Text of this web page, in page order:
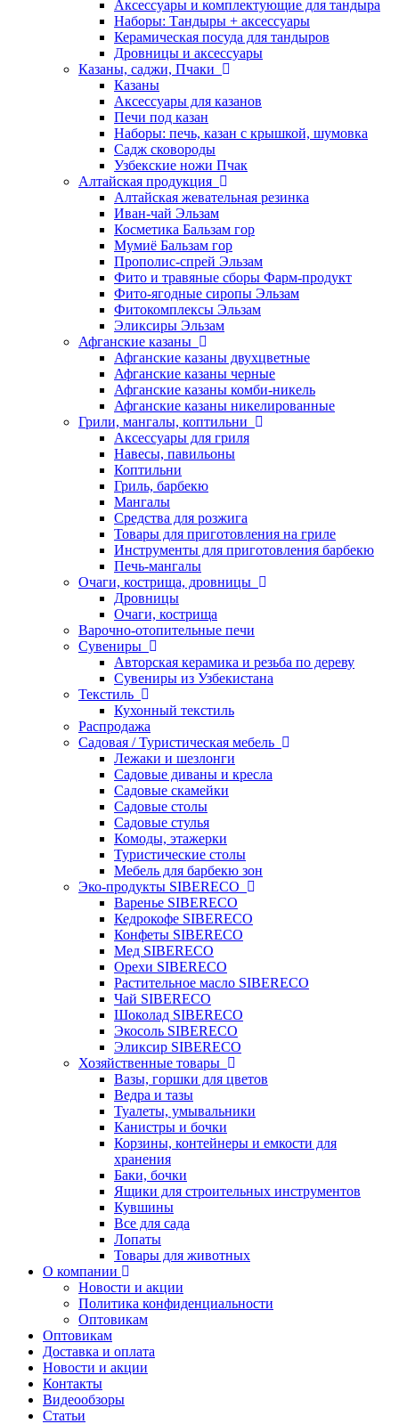
Аксессуары и комплектующие для тандыра
Наборы: Тандыры + аксессуары
Керамическая посуда для тандыров
Дровницы и аксессуары
Казаны, саджи, Пчаки
Казаны
Аксессуары для казанов
Печи под казан
Наборы: печь, казан с крышкой, шумовка
Садж сковороды
Узбекские ножи Пчак
Алтайская продукция
Алтайская жевательная резинка
Иван-чай Эльзам
Косметика Бальзам гор
Мумиё Бальзам гор
Прополис-спрей Эльзам
Фито и травяные сборы Фарм-продукт
Фито-ягодные сиропы Эльзам
Фитокомплексы Эльзам
Эликсиры Эльзам
Афганские казаны
Афганские казаны двухцветные
Афганские казаны черные
Афганские казаны комби-никель
Афганские казаны никелированные
Грили, мангалы, коптильни
Аксессуары для гриля
Навесы, павильоны
Коптильни
Гриль, барбекю
Мангалы
Средства для розжига
Товары для приготовления на гриле
Инструменты для приготовления барбекю
Печь-мангалы
Очаги, кострища, дровницы
Дровницы
Очаги, кострища
Варочно-отопительные печи
Сувениры
Авторская керамика и резьба по дереву
Сувениры из Узбекистана
Текстиль
Кухонный текстиль
Распродажа
Садовая / Туристическая мебель
Лежаки и шезлонги
Садовые диваны и кресла
Садовые скамейки
Садовые столы
Садовые стулья
Комоды, этажерки
Туристические столы
Мебель для барбекю зон
Эко-продукты SIBERECO
Варенье SIBERECO
Кедрокофе SIBERECO
Конфеты SIBERECO
Мед SIBERECO
Орехи SIBERECO
Растительное масло SIBERECO
Чай SIBERECO
Шоколад SIBERECO
Экосоль SIBERECO
Эликсир SIBERECO
Хозяйственные товары
Вазы, горшки для цветов
Ведра и тазы
Туалеты, умывальники
Канистры и бочки
Корзины, контейнеры и емкости для
хранения
Баки, бочки
Ящики для строительных инструментов
Кувшины
Все для сада
Лопаты
Товары для животных
О компании
Новости и акции
Политика конфиденциальности
Оптовикам
Оптовикам
Доставка и оплата
Новости и акции
Контакты
Видеообзоры
Статьи